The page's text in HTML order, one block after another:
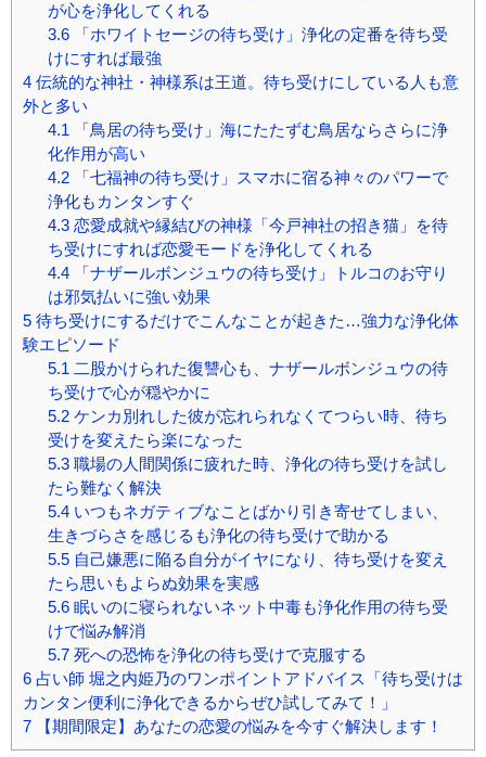
が心を浄化してくれる
3.6「ホワイトセージの待ち受け」浄化の定番を待ち受
けにすれば最強
4 伝統的な神社・神様系は王道。待ち受けにしている人も意
外と多い
4.1
「鳥居の待ち受け」海にたたずむ鳥居ならさらに浄
化作用が高い
4.2「七福神の待ち受け」スマホに宿る神々のパワーで
浄化もカンタンすぐ
4.3恋愛成就や縁結びの神様「今戸神社の招き猫」を待
ち受けにすれば恋愛モードを浄化してくれる
4.4「ナザールボンジュウの待ち受け」トルコのお守り
は邪気払いに強い効果
5 待ち受けにするだけでこんなことが起きた…強力な浄化体
験エピソード
5.1 二股かけられた復讐心も、ナザールボンジュウの待
ち受けで心が穏やかに
5.2ケンカ別れした彼が忘れられなくてつらい時、待ち
受けを変えたら楽になった
5.3職場の人間関係に疲れた時、浄化の待ち受けを試し
たら難なく解決
5.4いつもネガティブなことばかり引き寄せてしまい、
生きづらさを感じるも浄化の待ち受けで助かる
5.5自己嫌悪に陥る自分がイヤになり、待ち受けを変え
たら思いもよらぬ効果を実感
5.6眠いのに寝られないネット中毒も浄化作用の待ち受
けで悩み解消
5.7死への恐怖を浄化の待ち受けで克服する
6 占い師 堀之内姫乃のワンポイントアドバイス「待ち受けは
カンタン便利に浄化できるからぜひ試してみて！」
7 【期間限定】あなたの恋愛の悩みを今すぐ解決します！